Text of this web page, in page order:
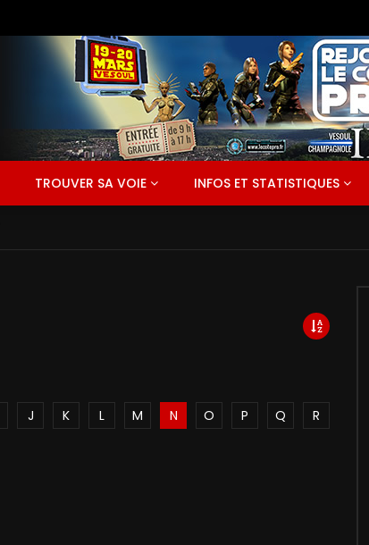
TROUVER SA VOIE INFOS ET STATISTIQUES
J K L M N O P Q
R